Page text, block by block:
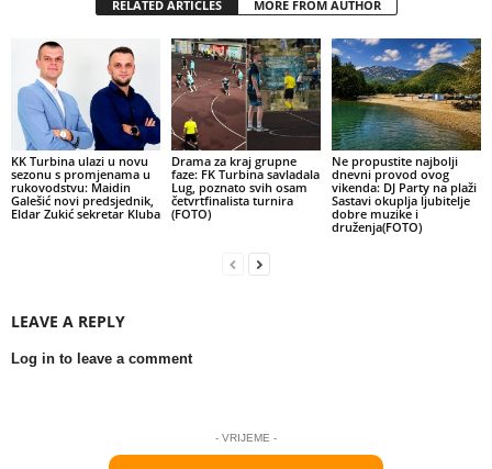
RELATED ARTICLES MORE FROM AUTHOR
KK Turbina ulazi u novu
sezonu s promjenama u
rukovodstvu: Maidin
Galešić novi predsjednik,
Eldar Zukić sekretar Kluba
Drama za kraj grupne
faze: FK Turbina savladala
Lug, poznato svih osam
četvrtfinalista turnira
(FOTO)
Ne propustite najbolji
dnevni provod ovog
vikenda: DJ Party na plaži
Sastavi okuplja ljubitelje
dobre muzike i
druženja(FOTO)
LEAVE A REPLY
Log in to leave a comment
- VRIJEME -